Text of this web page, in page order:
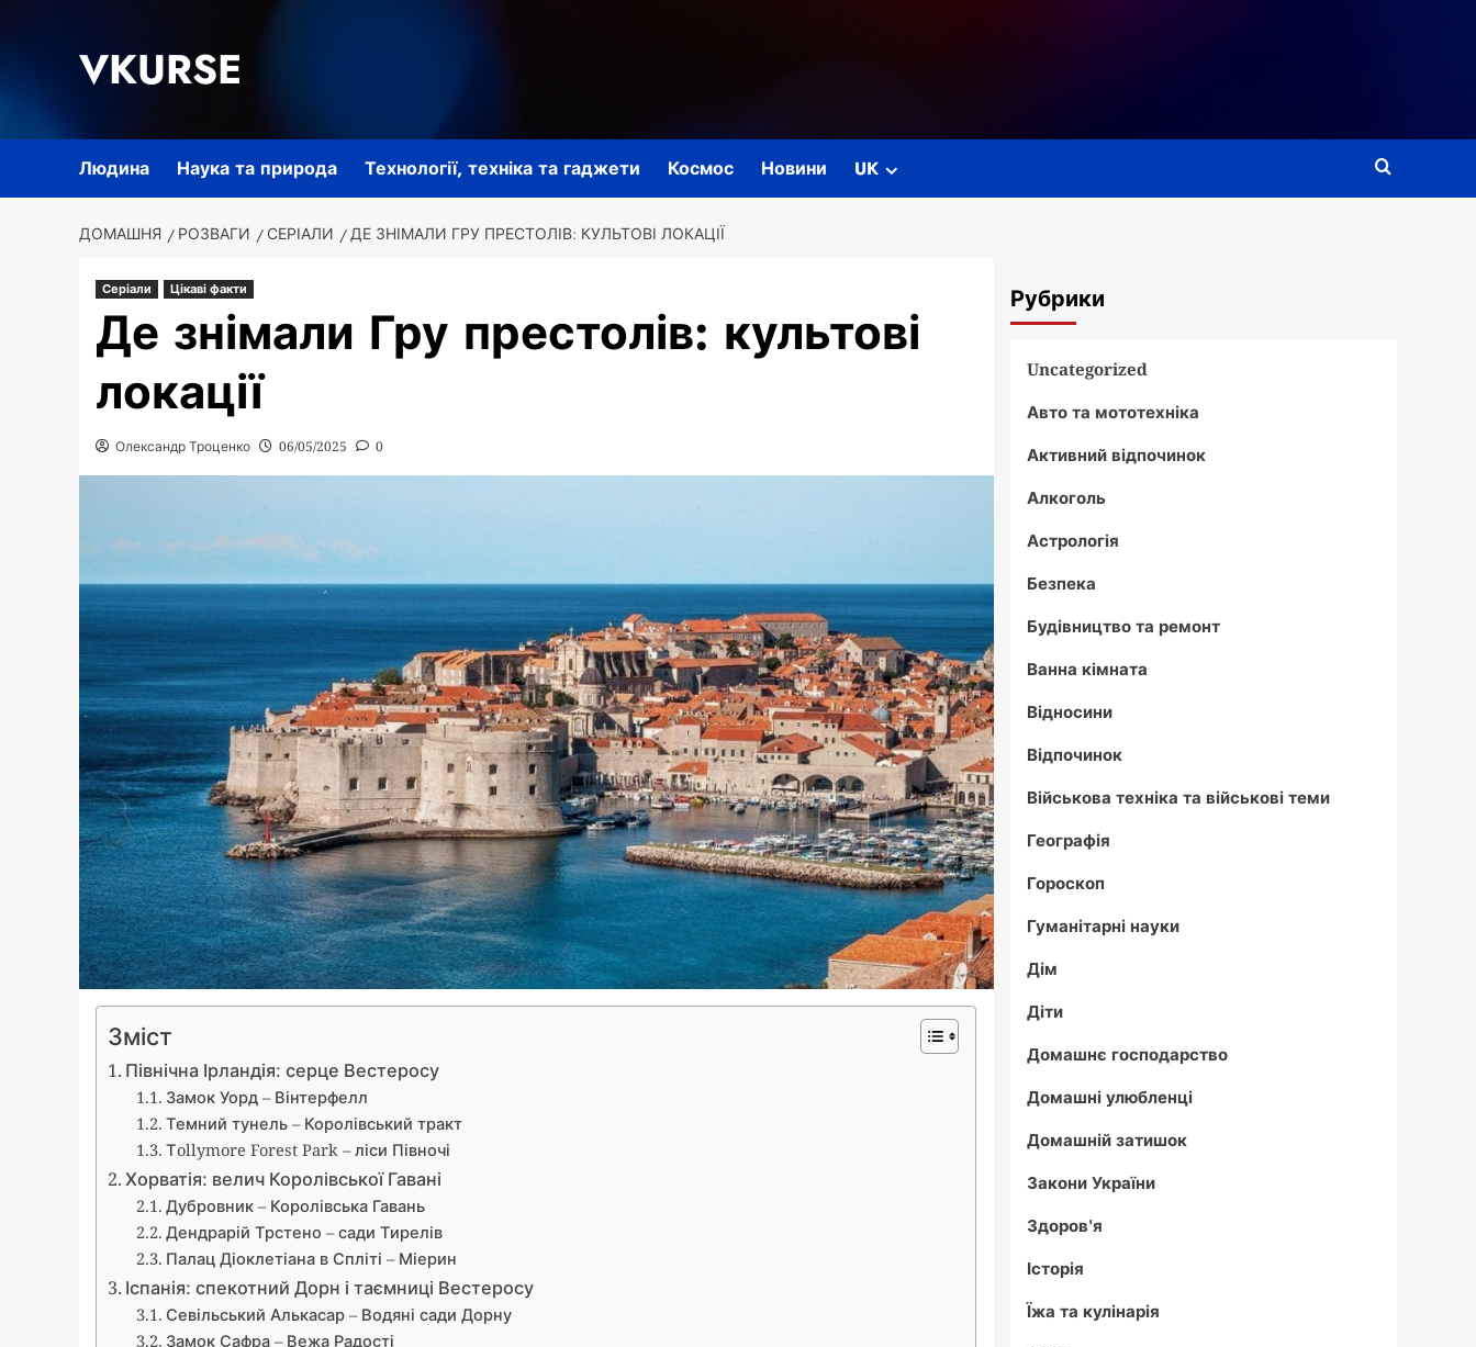
VKURSE
Людина Наука та природа Технології, техніка та гаджети Космос Новини UK
ДОМАШНЯ РОЗВАГИ СЕРІАЛИ ДЕ ЗНІМАЛИ ГРУ ПРЕСТОЛІВ: КУЛЬТОВІ ЛОКАЦІЇ
Серіали Цікаві факти
Де знімали Гру престолів: культові
локації
Олександр Троценко 06/05/2025 0
Зміст
Північна Ірландія: серце Вестеросу
Замок Уорд – Вінтерфелл
Темний тунель – Королівський тракт
Тollymore Forest Park – ліси Півночі
Хорватія: велич Королівської Гавані
Дубровник – Королівська Гавань
Дендрарій Трстено – сади Тирелів
Палац Діоклетіана в Спліті – Міерин
Іспанія: спекотний Дорн і таємниці Вестеросу
Севільський Алькасар – Водяні сади Дорну
Замок Сафра – Вежа Радості
Рубрики
Uncategorized
Авто та мототехніка
Активний відпочинок
Алкоголь
Астрологія
Безпека
Будівництво та ремонт
Ванна кімната
Відносини
Відпочинок
Військова техніка та військові теми
Географія
Гороскоп
Гуманітарні науки
Дім
Діти
Домашнє господарство
Домашні улюбленці
Домашній затишок
Закони України
Здоров'я
Історія
Їжа та кулінарія